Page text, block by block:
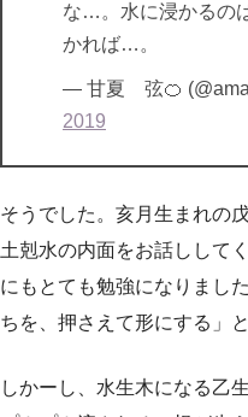
な…。水に浸かるの
かれば…。
— 甘夏 弦🍊
2019
そうでした。亥月生まれの
土剋水の内面をお話しして
にもとても勉強になりまし
ちを、押さえて形にする」
しかーし、水生木になる乙